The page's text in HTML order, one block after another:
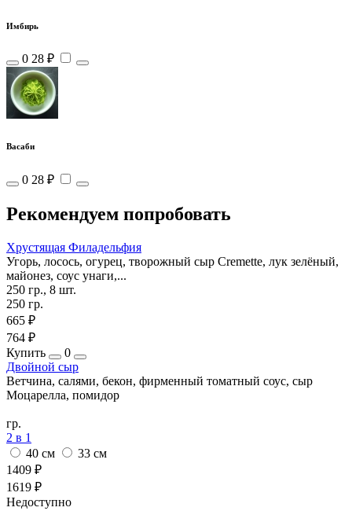
Имбирь
0 28 ₽
Васаби
0 28 ₽
Рекомендуем попробовать
Хрустящая Филадельфия
Угорь, лосось, огурец, творожный сыр Cremette, лук зелёный,
майонез, соус унаги,...
250 гр., 8 шт.
250 гр.
665 ₽
764 ₽
Купить
0
Двойной сыр
Ветчина, салями, бекон, фирменный томатный соус, сыр
Моцарелла, помидор
гр.
2 в 1
40 см
33 см
1409 ₽
1619 ₽
Недоступно